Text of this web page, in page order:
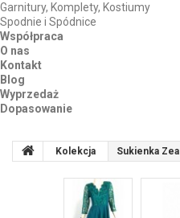
Garnitury, Komplety, Kostiumy
Spodnie i Spódnice
Współpraca
O nas
Kontakt
Blog
Wyprzedaż
Dopasowanie
Kolekcja Sukienka Zea